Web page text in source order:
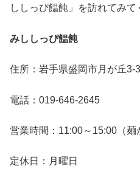
ししっぴ饂飩」を訪れてみて
みししっぴ饂飩
住所：岩手県盛岡市月が丘3-
電話：019-646-2645
営業時間：11:00～15:00（麺
定休日：月曜日